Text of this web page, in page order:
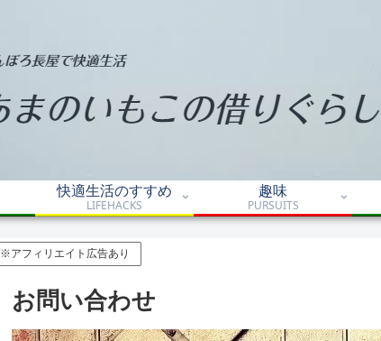
快適生活のすすめ
LIFEHACKS
趣味
PURSUITS
※アフィリエイト広告あり
お問い合わせ